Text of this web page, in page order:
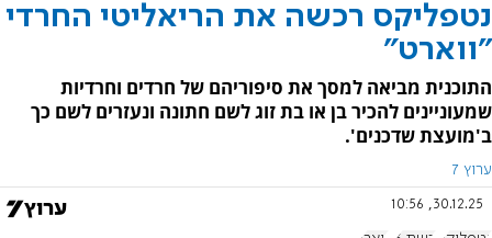
נטפליקס רכשה את הריאליטי החרדי
"ווארט"
התוכנית מביאה למסך את סיפוריהם של חרדים וחרדיות
שמעוניינים להכיר בן או בת זוג לשם חתונה ונעזרים לשם כך
ב'מועצת שדכנים'.
ערוץ 7
30.12.25, 10:56